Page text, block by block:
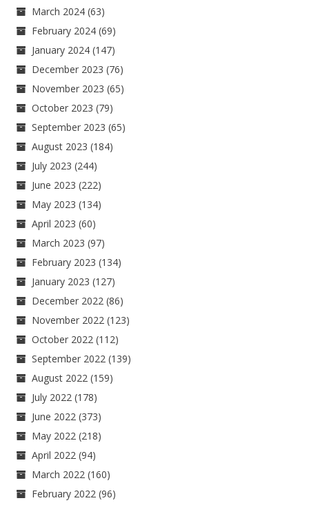
March 2024 (63)
February 2024 (69)
January 2024 (147)
December 2023 (76)
November 2023 (65)
October 2023 (79)
September 2023 (65)
August 2023 (184)
July 2023 (244)
June 2023 (222)
May 2023 (134)
April 2023 (60)
March 2023 (97)
February 2023 (134)
January 2023 (127)
December 2022 (86)
November 2022 (123)
October 2022 (112)
September 2022 (139)
August 2022 (159)
July 2022 (178)
June 2022 (373)
May 2022 (218)
April 2022 (94)
March 2022 (160)
February 2022 (96)